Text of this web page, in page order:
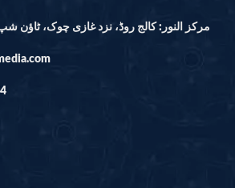
مرکز النور: کالج روڈ، نزد غازی چوک، ٹاؤن